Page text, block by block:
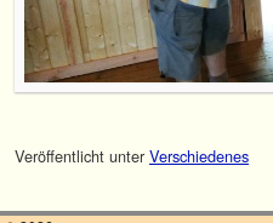
Veröffentlicht unter Verschiedenes